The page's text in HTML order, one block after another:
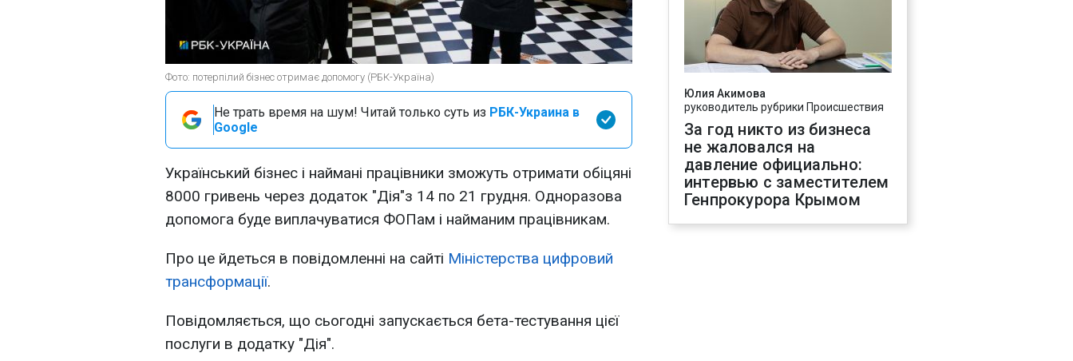
Фото: потерпілий бізнес отримає допомогу (РБК-Україна)
Не трать время на шум! Читай только суть из РБК-Украина в
Google
Український бізнес і наймані працівники зможуть отримати обіцяні
8000 гривень через додаток "Дія"з 14 по 21 грудня. Одноразова
допомога буде виплачуватися ФОПам і найманим працівникам.
Про це йдеться в повідомленні на сайті Міністерства цифровий
трансформації.
Повідомляється, що сьогодні запускається бета-тестування цієї
послуги в додатку "Дія".
Юлия Акимова
руководитель рубрики Происшествия
За год никто из бизнеса
не жаловался на
давление официально:
интервью с заместителем
Генпрокурора Крымом